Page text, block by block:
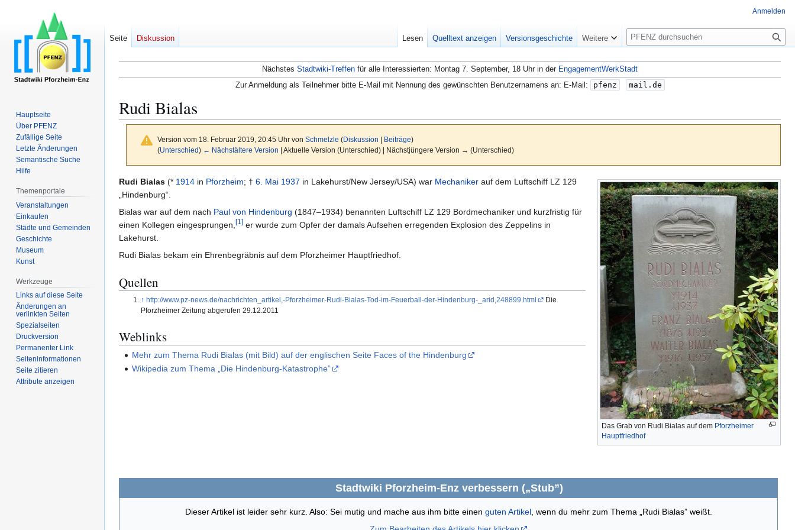
Nächstes Stadtwiki-Treffen für alle Interessierten: Montag 7. September, 18 Uhr in der EngagementWerkStadt
Zur Anmeldung als Teilnehmer bitte E-Mail mit Nennung des gewünschten Benutzernamens an: E-Mail:
pfenz mail.de
Rudi Bialas
Version vom 18. Februar 2019, 20:45 Uhr von Schmelzle (Diskussion | Beiträge)
(Unterschied) ← Nächstältere Version | Aktuelle Version (Unterschied) | Nächstjüngere Version → (Unterschied)
Zur
Navigation
springen
Zur
Suche
springen
Das Grab von Rudi Bialas auf dem Pforzheimer
Hauptfriedhof
Rudi Bialas (* 1914 in Pforzheim; † 6. Mai 1937 in Lakehurst/New Jersey/USA) war Mechaniker auf dem Luftschiff LZ 129
„Hindenburg“.
Bialas war auf dem nach Paul von Hindenburg (1847–1934) benannten Luftschiff LZ 129 Bordmechaniker und kurzfristig für
einen Kollegen eingesprungen,[1] er wurde zum Opfer der damals Aufsehen erregenden Explosion des Zeppelins in
Lakehurst.
Rudi Bialas bekam ein Ehrenbegräbnis auf dem Pforzheimer Hauptfriedhof.
Quellen
↑ http://www.pz-news.de/nachrichten_artikel,-Pforzheimer-Rudi-Bialas-Tod-im-Feuerball-der-Hindenburg-_arid,248899.html
Die
Pforzheimer Zeitung abgerufen 29.12.2011
Weblinks
Mehr zum Thema Rudi Bialas (mit Bild) auf der englischen Seite Faces of the Hindenburg
Wikipedia zum Thema „Die Hindenburg-Katastrophe”
Stadtwiki Pforzheim-Enz verbessern („Stub”)
Dieser Artikel ist leider sehr kurz. Also: Sei mutig und mache aus ihm bitte einen guten Artikel, wenn du mehr zum Thema „Rudi Bialas” weißt.
Anmelden
Seite Diskussion Lesen Quelltext anzeigen Versionsgeschichte Weitere
S
u
c
h
e
Hauptseite
Über PFENZ
Zufällige Seite
Letzte Änderungen
Semantische Suche
Hilfe
Themenportale
Veranstaltungen
Einkaufen
Städte und Gemeinden
Geschichte
Museum
Kunst
Werkzeuge
Links auf diese Seite
Änderungen an
verlinkten Seiten
Spezialseiten
Druckversion
Permanenter Link
Seiten­­informationen
Seite zitieren
Attribute anzeigen